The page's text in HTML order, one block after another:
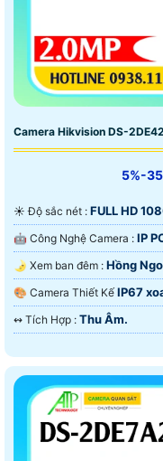
Camera Hikvision DS-
5%-
☀️ Độ sắc nét : FULL HD
🤖️ Công Nghệ Camera : IP
🌛 Xem ban đêm : Hồng
🎨 Camera Thiết Kế IP67
️↭ Tích Hợp : Thu Âm.